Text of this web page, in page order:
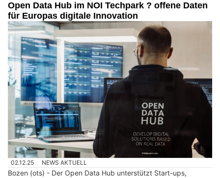
Open Data Hub im NOI Techpark ? offene Daten
für Europas digitale Innovation
02.12.25 NEWS AKTUELL
Bozen (ots) - Der Open Data Hub unterstützt Start-ups,